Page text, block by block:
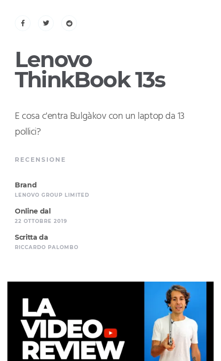
Lenovo
ThinkBook 13s
E cosa c'entra Bulgàkov con un laptop da 13
pollici?
RECENSIONE
Brand
LENOVO GROUP LIMITED
Online dal
22 OTTOBRE 2019
Scritta da
RICCARDO PALOMBO